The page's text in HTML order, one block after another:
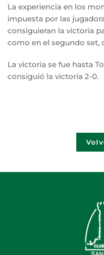
La experiencia en los
impuesta por las
consiguieran la victoria
como en el segundo set,
La victoria se fue hasta
consiguió la victoria 2-0.